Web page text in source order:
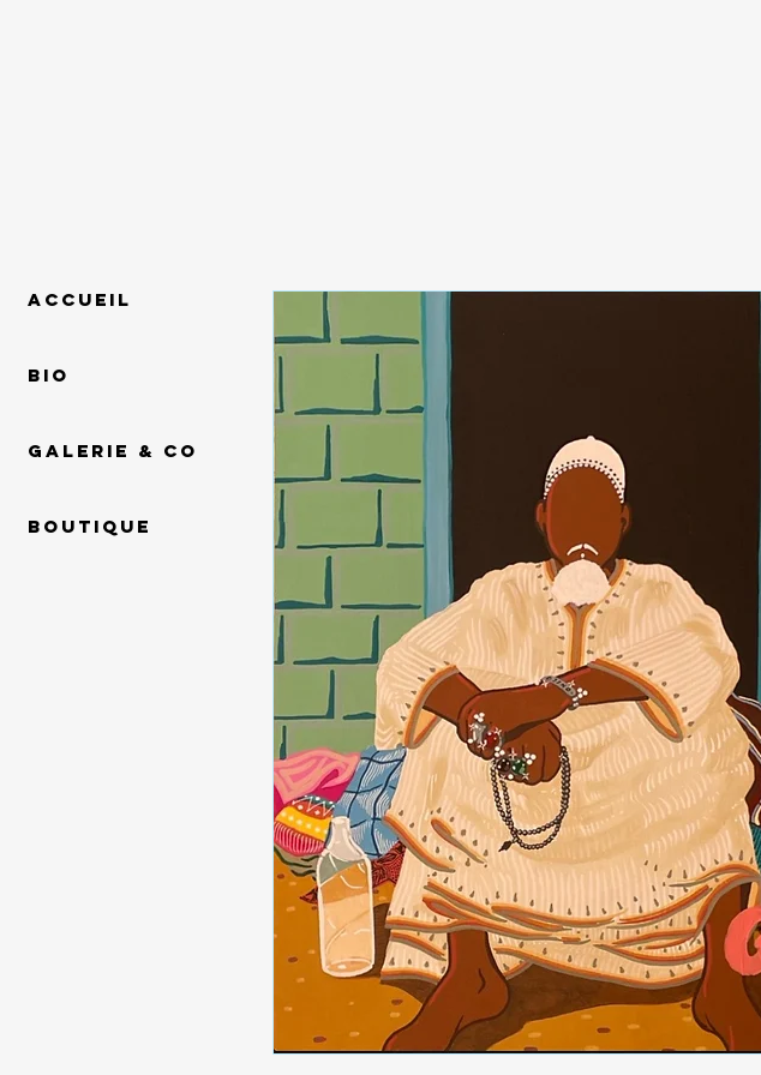
Accueil
Bio
Galerie & Co
Boutique